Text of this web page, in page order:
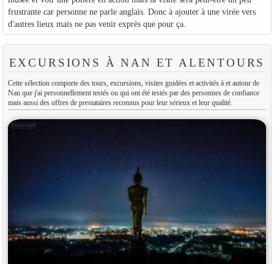
frustrante car personne ne parle anglais. Donc à ajouter à une virée vers
d'autres lieux mais ne pas venir exprès que pour ça.
EXCURSIONS À NAN ET ALENTOURS
Cette sélection comporte des tours, excursions, visites guidées et activités à et autour de
Nan que j'ai personnellement testés ou qui ont été testés par des personnes de confiance
mais aussi des offres de prestataires reconnus pour leur sérieux et leur qualité.